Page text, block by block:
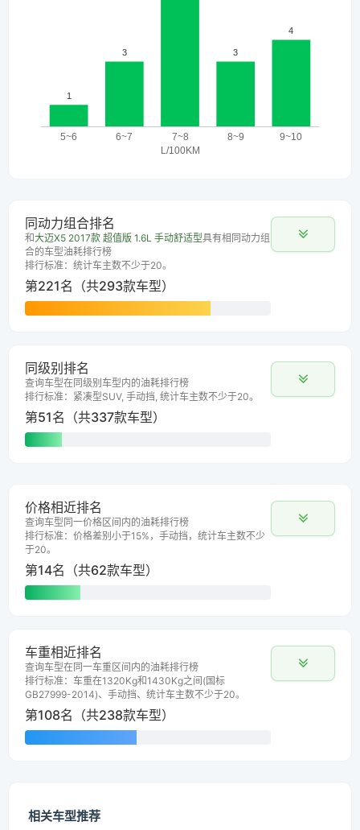
同动力组合排名
和大迈X5 2017款 超值版 1.6L 手动舒适型具有相同动力组
合的车型油耗排行榜
排行标准：统计车主数不少于20。
第221名（共293款车型）
同级别排名
查询车型在同级别车型内的油耗排行榜
排行标准：紧凑型SUV, 手动挡, 统计车主数不少于20。
第51名（共337款车型）
价格相近排名
查询车型同一价格区间内的油耗排行榜
排行标准：价格差别小于15%，手动挡，统计车主数不少
于20。
第14名（共62款车型）
车重相近排名
查询车型在同一车重区间内的油耗排行榜
排行标准：车重在1320Kg和1430Kg之间(国标
GB27999-2014)、手动挡、统计车主数不少于20。
第108名（共238款车型）
相关车型推荐